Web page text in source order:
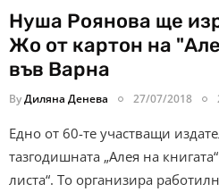
Нуша Роянова ще
Жо от картон на
във Варна
ByДиляна Денева 27/07/2018
Едно от 60-те участващи
тазгодишната „Алея на
листа“. То организира